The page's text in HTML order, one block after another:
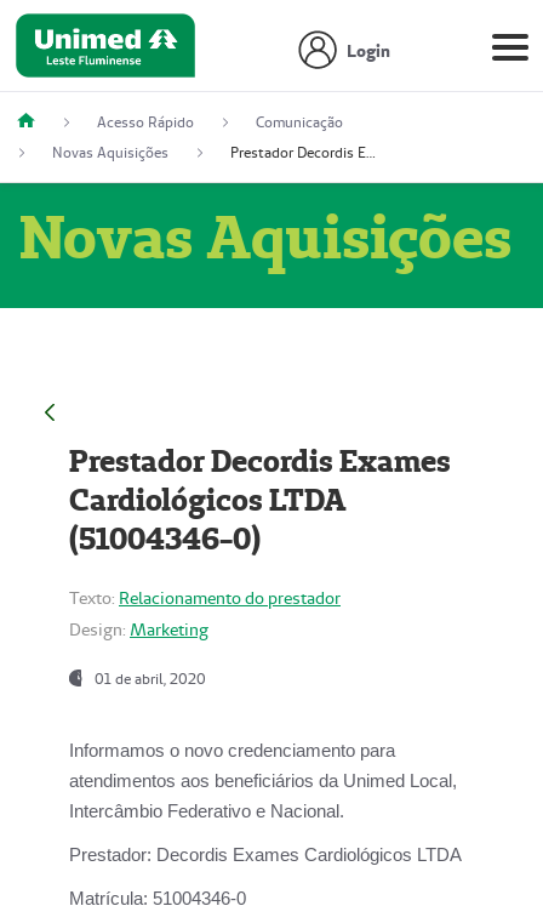
Login
Acesso Rápido
Comunicação
Novas Aquisições
Prestador Decordis Exames Cardiológicos LTDA (51004346-0)
Novas Aquisições
Prestador Decordis Exames
Cardiológicos LTDA
(51004346-0)
Texto: Relacionamento do prestador
Design: Marketing
01 de abril, 2020
Informamos o novo credenciamento para
atendimentos aos beneficiários da Unimed Local,
Intercâmbio Federativo e Nacional.
Prestador: Decordis Exames Cardiológicos LTDA
Matrícula: 51004346-0